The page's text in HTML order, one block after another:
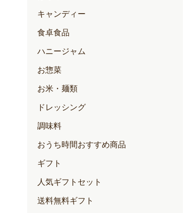
100+(クリー ゆずハニードリンク
キャンディー
食卓食品
ハニージャム
お惣菜
お米・麺類
ドレッシング
調味料
おうち時間おすすめ商品
ギフト
人気ギフトセット
送料無料ギフト